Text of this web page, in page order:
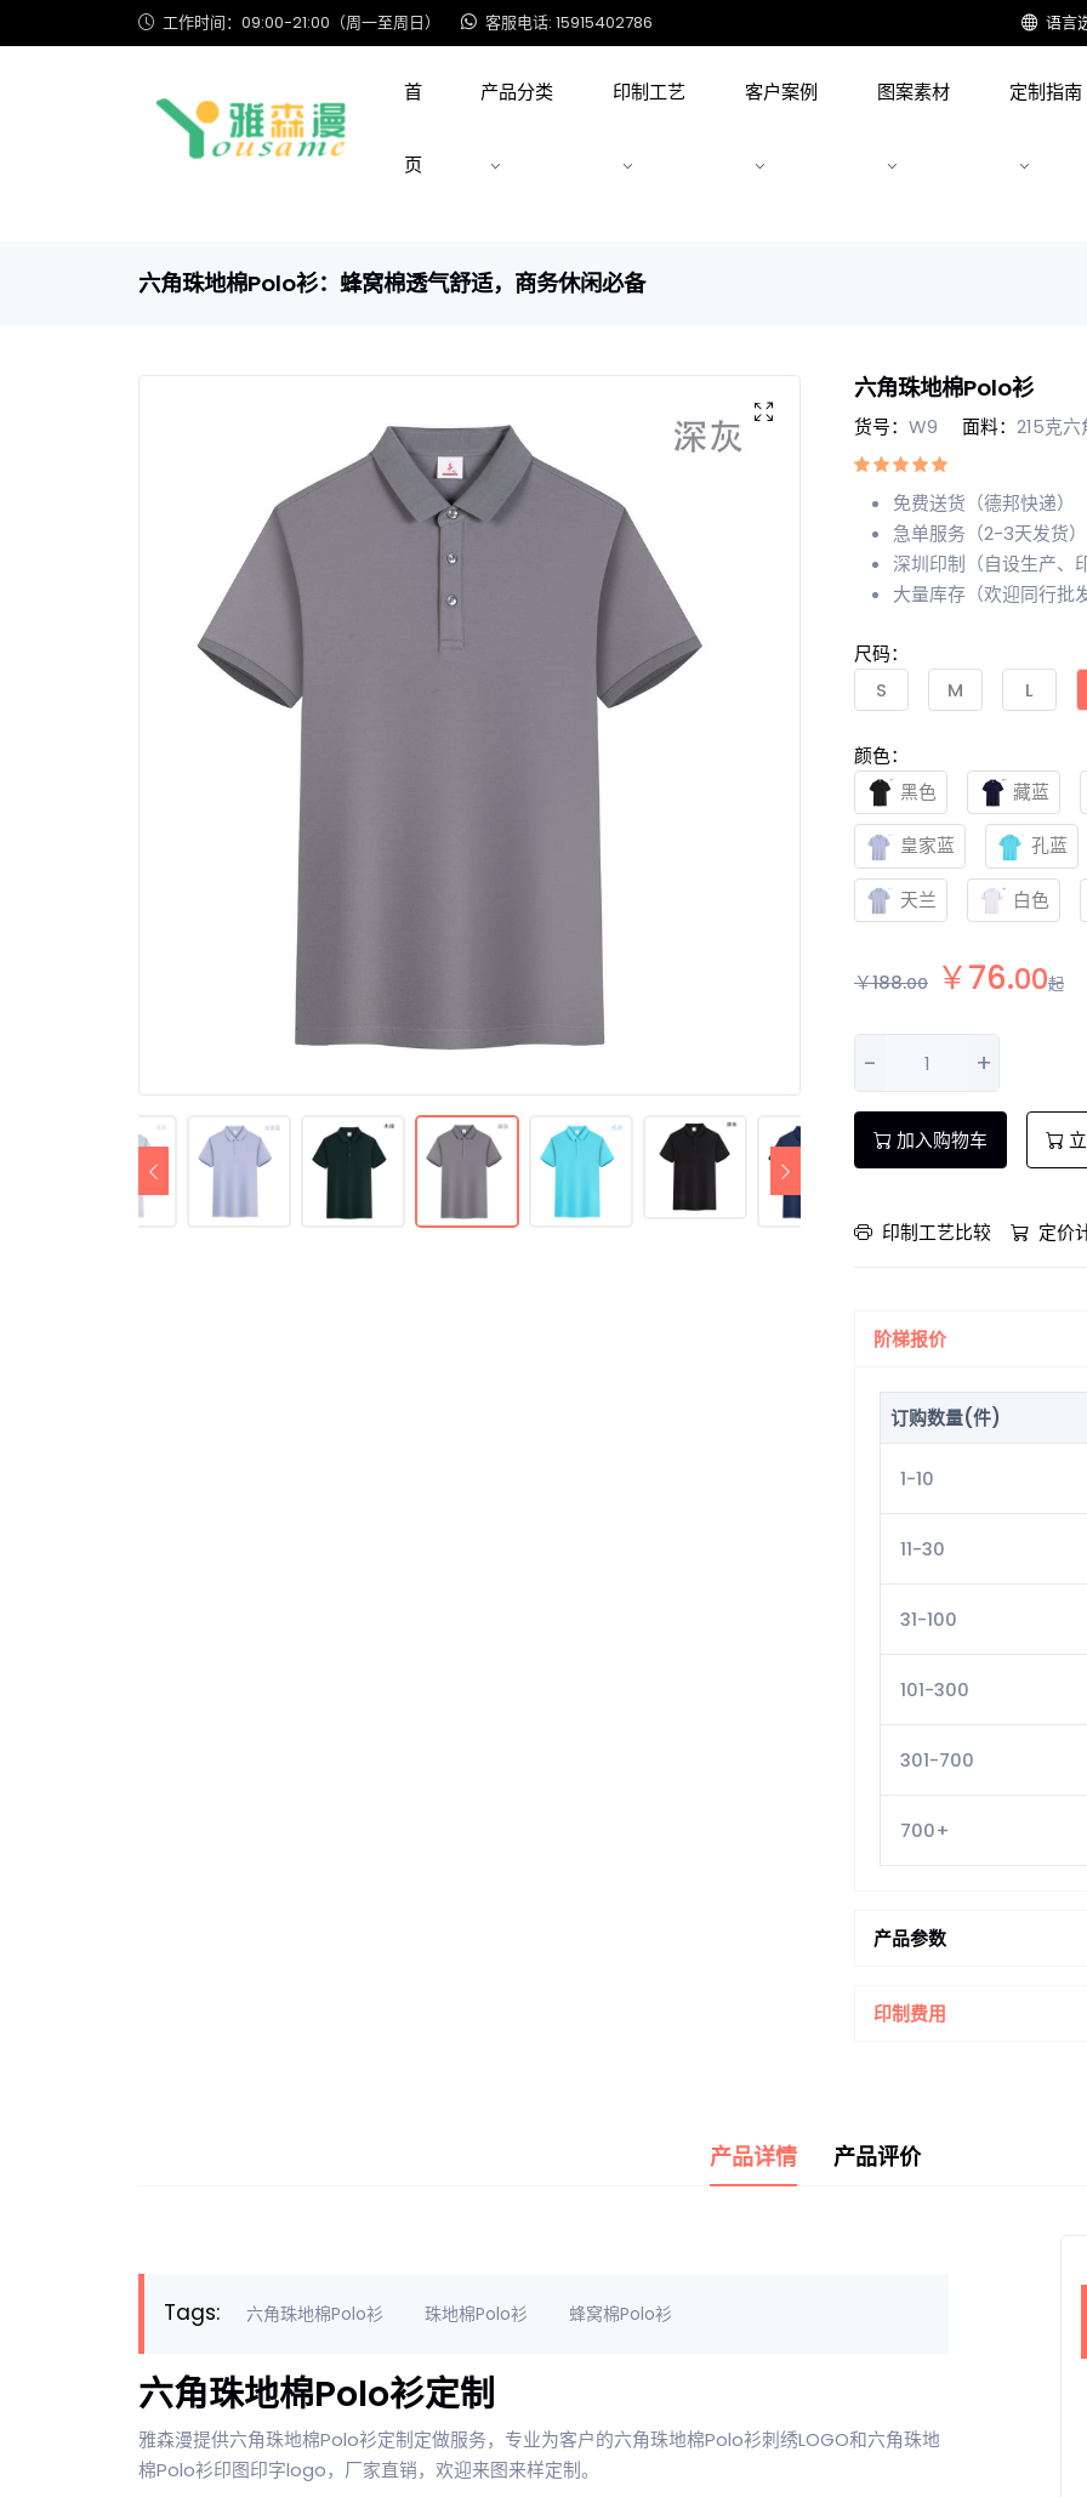
工作时间：09:00-21:00（周一至周日） 客服电话: 15915402786 语言
首
页
产品分类 印制工艺 客户案例 图案素材 定制指南
六角珠地棉Polo衫：蜂窝棉透气舒适，商务休闲必备
六角珠地棉Polo衫
货号： W9 面料： 215克
免费送货（德邦快递）
急单服务（2-3天发货）
深圳印制（自设生产、
大量库存（欢迎同行批
尺码：
S
M L
颜色：
黑色
藏蓝
皇家蓝 孔蓝
天兰 白色
￥188.00 ￥76.00起
- +
加入购物车
印制工艺比较 定价
阶梯报价
订购数量(件)
1-10
11-30
31-100
101-300
301-700
700+
产品参数
印制费用
产品详情 产品评价
Tags: 六角珠地棉Polo衫 珠地棉Polo衫 蜂窝棉Polo衫
六角珠地棉Polo衫定制
雅森漫提供六角珠地棉Polo衫定制定做服务，专业为客户的六角珠地棉Polo衫刺绣LOGO和六角珠地
棉Polo衫印图印字logo，厂家直销，欢迎来图来样定制。